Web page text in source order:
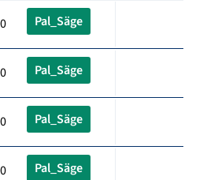
Pal_Säge
Pal_Säge
Pal_Säge
Pal_Säge